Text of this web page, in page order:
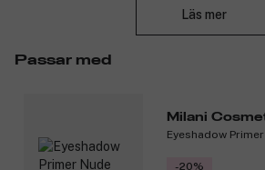
praktiska tuben fördelar precis rätt mängd
Fri från gluten, ftalater, olja och alkohol.
Produkten är vegansk och har inte testats
Produktnummer:3145701
Läs mer
Passar med
Milani
Eyeshadow
-20%